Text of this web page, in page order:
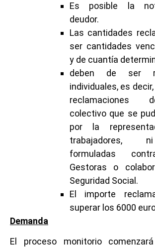
Es posible la
deudor.
Las cantidades
ser cantidades
y de cuantía
deben de ser
individuales, es
reclamaciones
colectivo que se
por la
trabajadores,
formuladas
Gestoras o
Seguridad Social.
El importe
superar los 6000
Demanda
El proceso monitorio